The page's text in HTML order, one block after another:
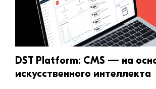
DST Platform: CMS — на
искусственного интеллекта